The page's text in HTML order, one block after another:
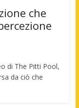
che
di The Pitti Pool,
da ciò che